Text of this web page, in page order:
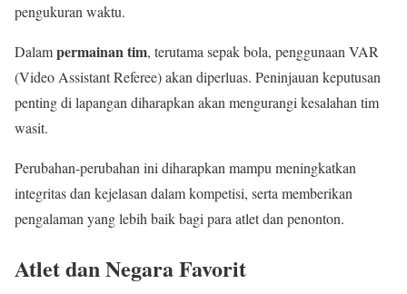
pengukuran waktu.
Dalampermainan tim, terutama sepak bola, penggunaan VAR
(Video Assistant Referee) akan diperluas. Peninjauan keputusan
penting di lapangan diharapkan akan mengurangi kesalahan tim
wasit.
Perubahan-perubahan ini diharapkan mampu meningkatkan
integritas dan kejelasan dalam kompetisi, serta memberikan
pengalaman yang lebih baik bagi para atlet dan penonton.
Atlet dan Negara Favorit